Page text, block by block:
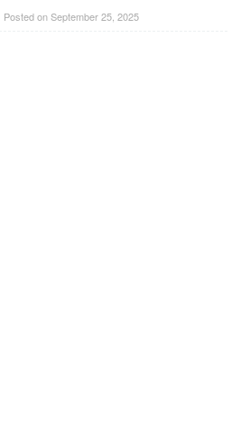
Posted onSeptember 25, 2025